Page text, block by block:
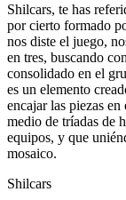
Shilcars, te has
por cierto formado
nos diste el juego,
en tres, buscando
consolidado en el
es un elemento
encajar las piezas
medio de tríadas de
equipos, y que
mosaico.
Shilcars